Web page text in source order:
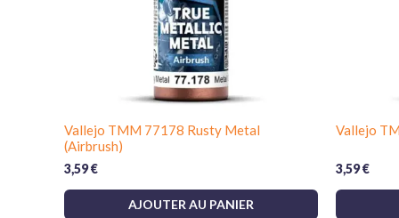
Vallejo TMM 77178 Rusty Metal
(Airbrush)
3,59€
AJOUTER AU PANIER
Vallejo
3,59€